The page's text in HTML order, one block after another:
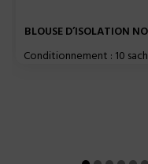
BLOUSE D’ISOLATION
Conditionnement : 10